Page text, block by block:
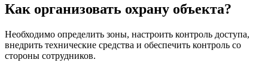
Как организовать охрану объекта?
Необходимо определить зоны, настроить контроль доступа,
внедрить технические средства и обеспечить контроль со
стороны сотрудников.